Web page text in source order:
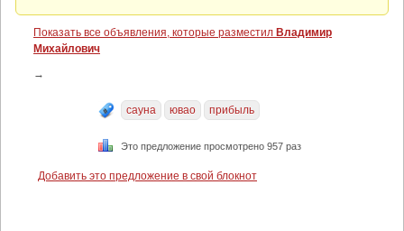
Показать все объявления, которые разместил Владимир
Михайлович
→
сауна ювао прибыль
Это предложение просмотрено 957 раз
Добавить это предложение в свой блокнот